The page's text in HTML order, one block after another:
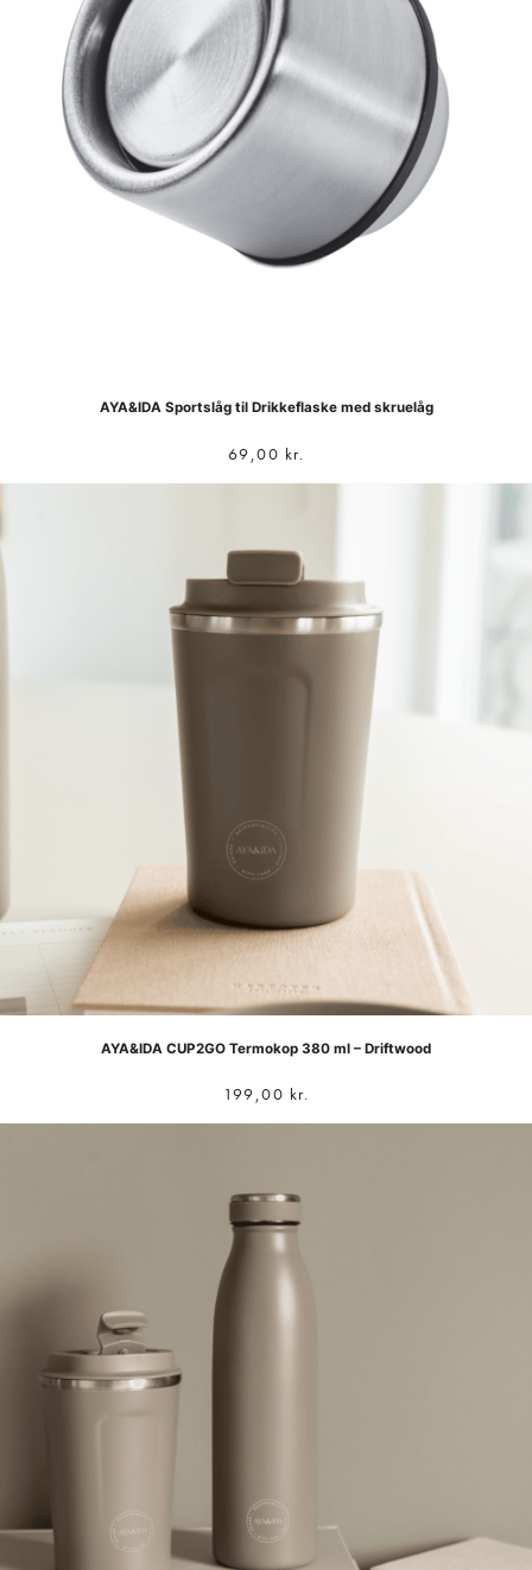
AYA&IDA Sportslåg til Drikkeflaske med skruelåg
69,00 kr.
AYA&IDA CUP2GO Termokop 380 ml – Driftwood
199,00 kr.